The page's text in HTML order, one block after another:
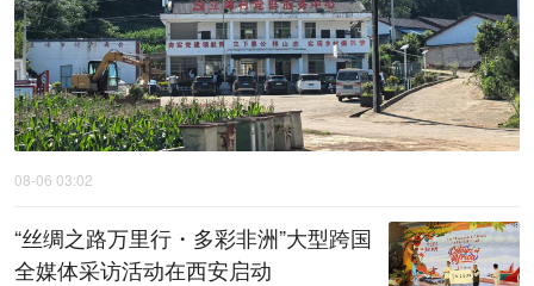
08-06 03:02
“丝绸之路万里行・多彩非洲”大型跨国
全媒体采访活动在西安启动